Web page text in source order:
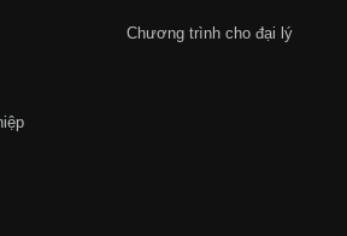
Chương trình cho đại lý